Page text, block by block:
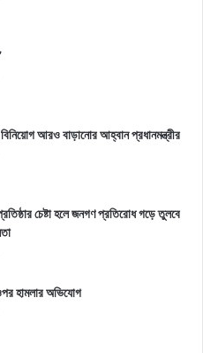
বিনিয়োগ আরও বাড়ানোর আহ্বান প্রধানমন্ত্রীর
চেষ্টা হলে জনগণ প্রতিরোধ গড়ে তুলবে
হামলার অভিযোগ